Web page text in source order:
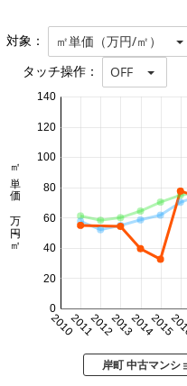
対象： ㎡単価（万円/㎡）
タッチ操作： OFF
201020112012201320142015
0
20
40
60
80
100
120
140
㎡単価 万円/㎡
岸町 中古マンシ